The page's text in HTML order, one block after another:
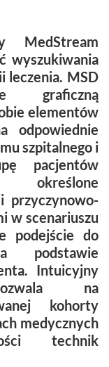
MedStream
wyszukiwania
leczenia. MSD
graficzną
elementów
odpowiednie
szpitalnego i
pacjentów
przyczynowo-
w scenariuszu
podejście do
podstawie
Intuicyjny
na
kohorty
medycznych
technik